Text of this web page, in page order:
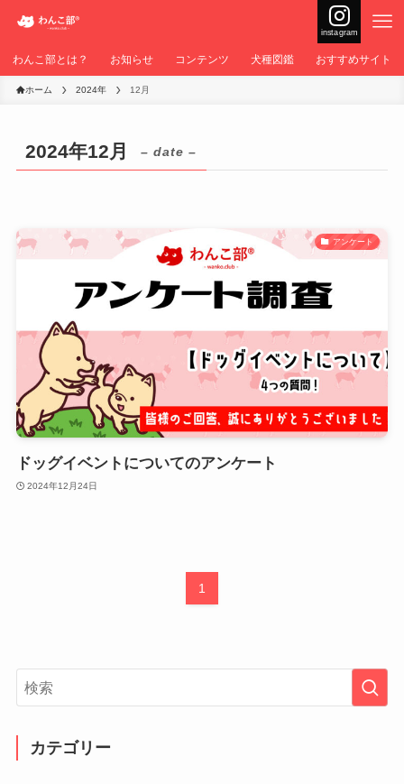
instagram
わんこ部とは？ お知らせ コンテンツ 犬種図鑑 おすすめサイト
ホーム 2024年 12月
2024年12月 – date –
アンケート
ドッグイベントについてのアンケート
2024年12月24日
1
カテゴリー